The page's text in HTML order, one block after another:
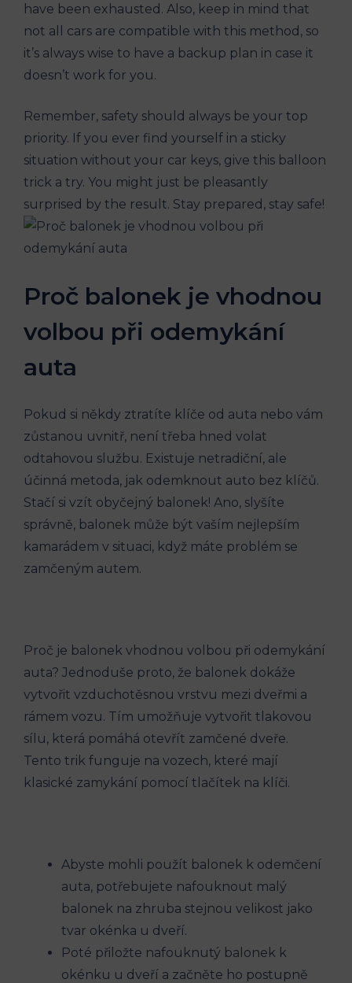
have ​been exhausted. Also,‍ keep in mind that
not all cars are compatible with this method, so
it’s always wise to⁤ have a backup⁢ plan in case it​
doesn’t work⁣ for you.
Remember, safety should always ⁤be your top
priority. ⁣If you⁢ ever find yourself in a sticky
situation without‍ your car keys,⁢ give⁢ this balloon
trick a try. You might ‍just be pleasantly
surprised ⁢by the result. Stay prepared, ⁢stay safe!
Proč balonek je vhodnou
volbou při odemykání
auta
Pokud si někdy ztratíte⁤ klíče od ⁤auta nebo vám
zůstanou uvnitř, není třeba hned volat
odtahovou službu. Existuje ‌netradiční, ale
účinná metoda, jak odemknout auto bez klíčů.
⁤Stačí si vzít obyčejný balonek! Ano, slyšíte
správně, balonek může být ‍vaším nejlepším
kamarádem ‍v situaci, když máte problém se
zamčeným autem.
Proč je balonek vhodnou‍ volbou při odemykání
auta? Jednoduše proto, že balonek dokáže
vytvořit vzduchotěsnou vrstvu mezi dveřmi a
rámem vozu. Tím umožňuje vytvořit tlakovou
sílu, která pomáhá otevřít⁤ zamčené ‍dveře.
Tento trik funguje na vozech, které mají
klasické zamykání pomocí tlačítek na klíči.
Abyste ⁣mohli použít ​balonek k ⁤odemčení
auta, potřebujete nafouknout malý
balonek na ‌zhruba stejnou velikost jako
tvar okénka u dveří.
Poté přiložte nafouknutý balonek k‍
okénku u dveří a začněte ho ‍postupně